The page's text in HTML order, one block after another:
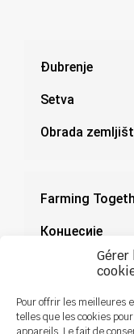
Gérer
Pour offrir les meilleures
telles que les cookies
Đubrenje
Setva
Obrada
Farming
Концесије
Novosti